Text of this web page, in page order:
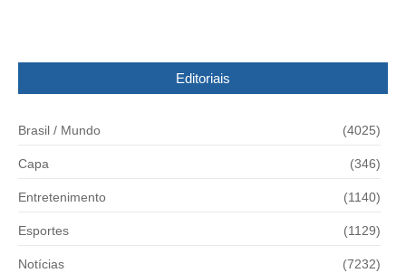
Editoriais
Brasil / Mundo (4025)
Capa (346)
Entretenimento (1140)
Esportes (1129)
Notícias (7232)